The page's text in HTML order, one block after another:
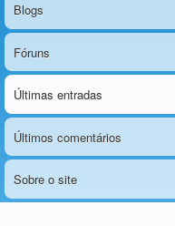
Blogs
Fóruns
Últimas entradas
Últimos comentários
Sobre o site